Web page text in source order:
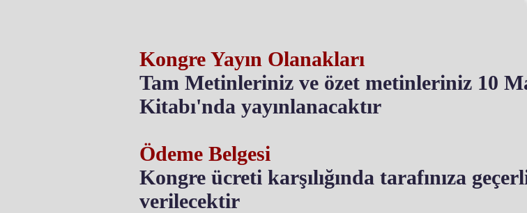
​Kongre Yayın Olanakları
Tam Metinleriniz ve özet metinleriniz 10
Kitabı'nda yayınlanacaktır
Ödeme Belgesi
Kongre ücreti karşılığında tarafınıza
verilecektir